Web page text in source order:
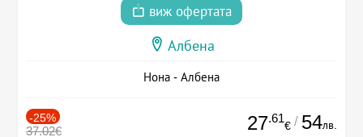
виж офертата
Албена
Нона - Албена
-25%
37.02€ 27.61
€ / 54лв.